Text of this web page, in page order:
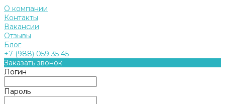
О компании
Контакты
Вакансии
Отзывы
Блог
+7 (988) 059 35 45
Заказать звонок
Логин
Пароль